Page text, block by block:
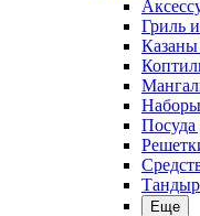
Гриль
Казаны
Посуда
Тандыр
Еще